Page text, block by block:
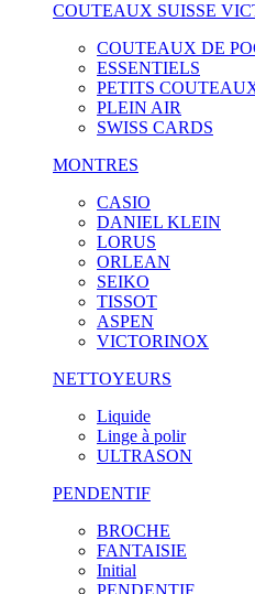
COUTEAUX SUISSE
COUTEAUX DE
ESSENTIELS
PETITS
PLEIN AIR
SWISS CARDS
MONTRES
CASIO
DANIEL KLEIN
LORUS
ORLEAN
SEIKO
TISSOT
ASPEN
VICTORINOX
NETTOYEURS
Liquide
Linge à polir
ULTRASON
PENDENTIF
BROCHE
FANTAISIE
Initial
PENDENTIF